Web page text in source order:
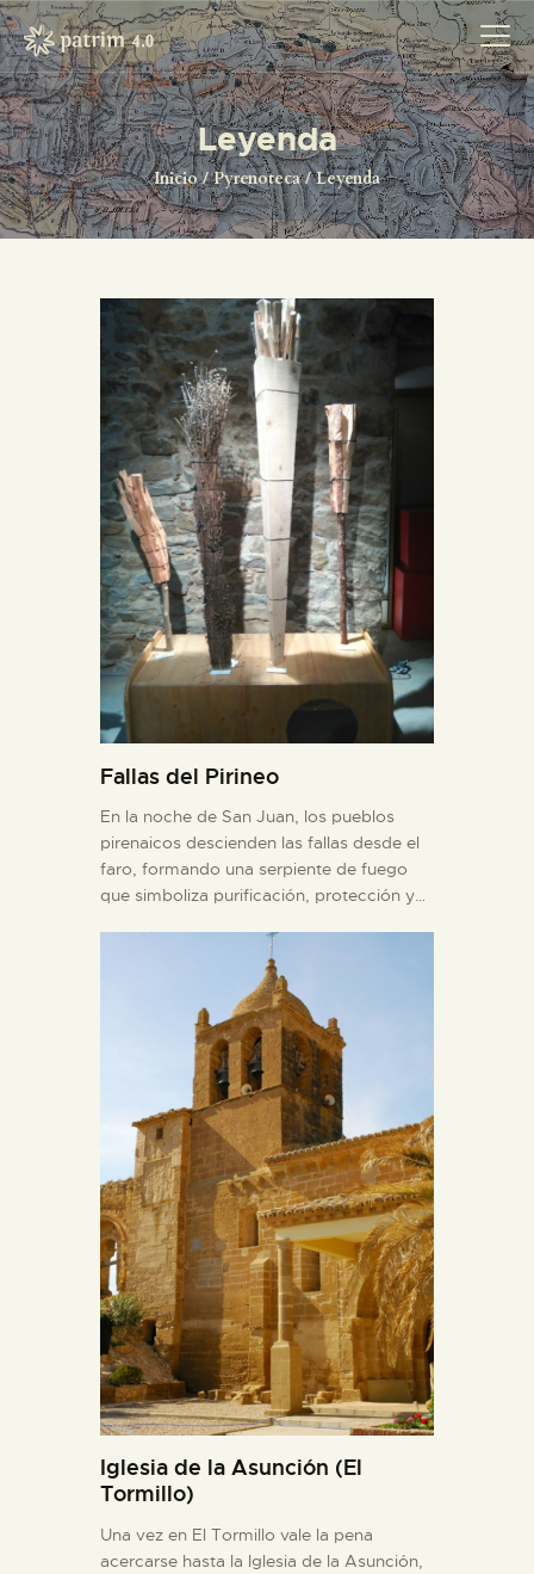
Leyenda
Inicio Pyrenoteca Leyenda
INICIO
PYRENOTECA 4.0
LA RED
CONTACTO
Fallas del Pirineo
En la noche de San Juan, los pueblos
pirenaicos descienden las fallas desde el
faro, formando una serpiente de fuego
que simboliza purificación, protección y…
Iglesia de la Asunción (El
Tormillo)
Una vez en El Tormillo vale la pena
acercarse hasta la Iglesia de la Asunción,